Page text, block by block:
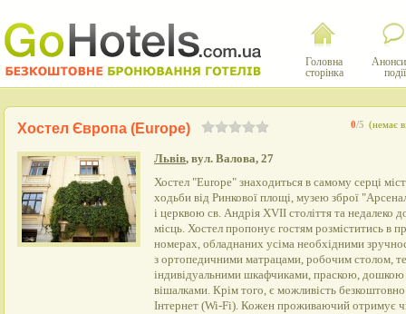
Головна
сторінка
події
0/5 (немає
Хостел Європа (Europe)
Львів, вул. Валова, 27
Хостел "Europe" знаходиться в самому серці
ходьби від Ринкової площі, музею зброї
і церквою св. Андрія XVII століття та недалеко
місць. Хостел пропонує гостям розміститись в
номерах, обладнаних усіма необхідними
з ортопедичними матрацами, робочим столом,
індивідуальними шкафчиками, праскою, дошкою
вішалками. Крім того, є можливість
Інтернет (Wi-Fi). Кожен проживаючий отримує